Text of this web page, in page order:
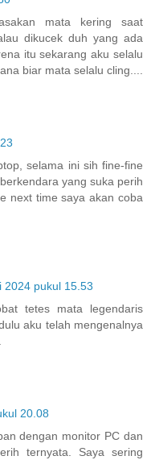
mata kering saat
dikucek duh yang ada
itu sekarang aku selalu
biar mata selalu cling....
selama ini sih fine-fine
yang suka perih
next time saya akan coba
2024 pukul 15.53
tetes mata legendaris
aku telah mengenalnya
20.08
dengan monitor PC dan
ternyata. Saya sering